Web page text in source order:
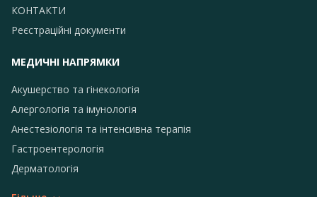
КОНТАКТИ
Реєстраційні документи
МЕДИЧНІ НАПРЯМКИ
Акушерство та гінекологія
Алергологія та імунологія
Анестезіологія та інтенсивна терапія
Гастроентерологія
Дерматологія